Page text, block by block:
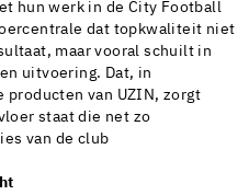
hun werk in de City Football
dat topkwaliteit niet
maar vooral schuilt in
uitvoering. Dat, in
producten van UZIN, zorgt
staat die net zo
van de club